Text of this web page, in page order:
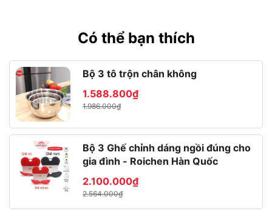
Có thể bạn thích
Bộ 3 tô trộn chân không
1.588.800₫
1.986.000₫
Bộ 3 Ghế chỉnh dáng ngồi đúng cho
gia đình - Roichen Hàn Quốc
2.100.000₫
2.564.000₫